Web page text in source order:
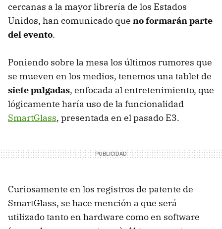
cercanas a la mayor librería de los Estados
Unidos, han comunicado que no formarán parte
del evento.
Poniendo sobre la mesa los últimos rumores que
se mueven en los medios, tenemos una tablet de
siete pulgadas, enfocada al entretenimiento, que
lógicamente haría uso de la funcionalidad
SmartGlass, presentada en el pasado E3.
Curiosamente en los registros de patente de
SmartGlass, se hace mención a que será
utilizado tanto en hardware como en software